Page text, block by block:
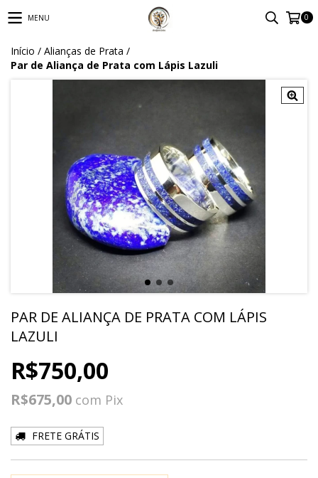
MENU 0
Início / Alianças de Prata /
Par de Aliança de Prata com Lápis Lazuli
PAR DE ALIANÇA DE PRATA COM LÁPIS
LAZULI
R$750,00
R$675,00 com Pix
FRETE GRÁTIS